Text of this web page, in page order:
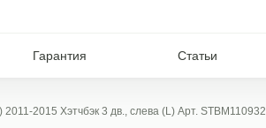
Гарантия Статьи
2015 Хэтчбэк 3 дв., слева (L) Арт. STBM110932